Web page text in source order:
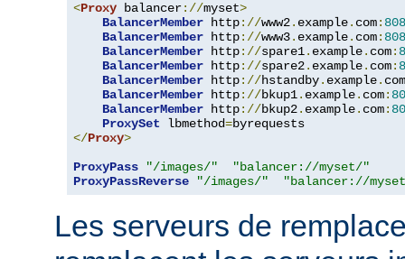
<Proxy balancer://myset>
BalancerMember http://www2. example. com:
BalancerMember http://www3. example. com:
BalancerMember http://spare1. example. com:
BalancerMember http://spare2. example. com:
BalancerMember http://hstandby. example. com
BalancerMember http://bkup1. example. com:
BalancerMember http://bkup2. example. com:
ProxySet lbmethod=
</Proxy>
ProxyPass
"/images/"
"balancer://myset/"
ProxyPassReverse
"/images/" "balancer://
Les serveurs de